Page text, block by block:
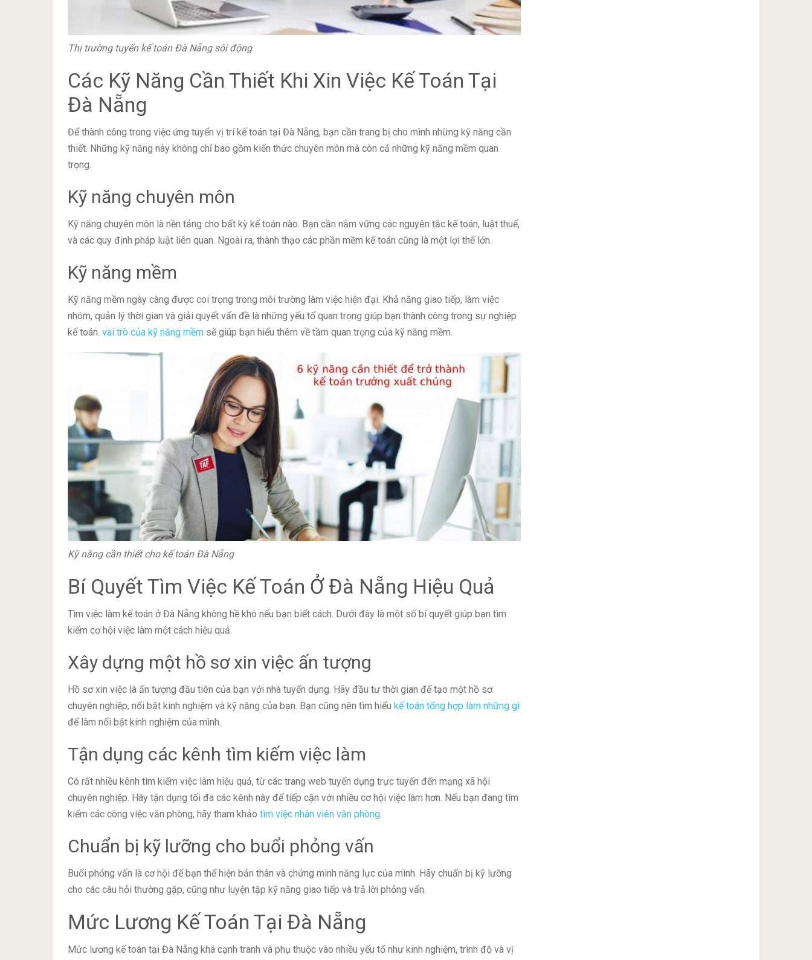
Thị trường tuyển kế toán Đà Nẵng sôi động
Các Kỹ Năng Cần Thiết Khi Xin Việc Kế Toán Tại
Đà Nẵng
Để thành công trong việc ứng tuyển vị trí kế toán tại Đà Nẵng, bạn cần trang bị cho mình những kỹ năng cần
thiết. Những kỹ năng này không chỉ bao gồm kiến thức chuyên môn mà còn cả những kỹ năng mềm quan
trọng.
Kỹ năng chuyên môn
Kỹ năng chuyên môn là nền tảng cho bất kỳ kế toán nào. Bạn cần nắm vững các nguyên tắc kế toán, luật thuế,
và các quy định pháp luật liên quan. Ngoài ra, thành thạo các phần mềm kế toán cũng là một lợi thế lớn.
Kỹ năng mềm
Kỹ năng mềm ngày càng được coi trọng trong môi trường làm việc hiện đại. Khả năng giao tiếp, làm việc
nhóm, quản lý thời gian và giải quyết vấn đề là những yếu tố quan trọng giúp bạn thành công trong sự nghiệp
kế toán. vai trò của kỹ năng mềm sẽ giúp bạn hiểu thêm về tầm quan trọng của kỹ năng mềm.
Kỹ năng cần thiết cho kế toán Đà Nẵng
Bí Quyết Tìm Việc Kế Toán Ở Đà Nẵng Hiệu Quả
Tìm việc làm kế toán ở Đà Nẵng không hề khó nếu bạn biết cách. Dưới đây là một số bí quyết giúp bạn tìm
kiếm cơ hội việc làm một cách hiệu quả.
Xây dựng một hồ sơ xin việc ấn tượng
Hồ sơ xin việc là ấn tượng đầu tiên của bạn với nhà tuyển dụng. Hãy đầu tư thời gian để tạo một hồ sơ
chuyên nghiệp, nổi bật kinh nghiệm và kỹ năng của bạn. Bạn cũng nên tìm hiểu kế toán tổng hợp làm những gì
để làm nổi bật kinh nghiệm của mình.
Tận dụng các kênh tìm kiếm việc làm
Có rất nhiều kênh tìm kiếm việc làm hiệu quả, từ các trang web tuyển dụng trực tuyến đến mạng xã hội
chuyên nghiệp. Hãy tận dụng tối đa các kênh này để tiếp cận với nhiều cơ hội việc làm hơn. Nếu bạn đang tìm
kiếm các công việc văn phòng, hãy tham khảo tìm việc nhân viên văn phòng.
Chuẩn bị kỹ lưỡng cho buổi phỏng vấn
Buổi phỏng vấn là cơ hội để bạn thể hiện bản thân và chứng minh năng lực của mình. Hãy chuẩn bị kỹ lưỡng
cho các câu hỏi thường gặp, cũng như luyện tập kỹ năng giao tiếp và trả lời phỏng vấn.
Mức Lương Kế Toán Tại Đà Nẵng
Mức lương kế toán tại Đà Nẵng khá cạnh tranh và phụ thuộc vào nhiều yếu tố như kinh nghiệm, trình độ và vị